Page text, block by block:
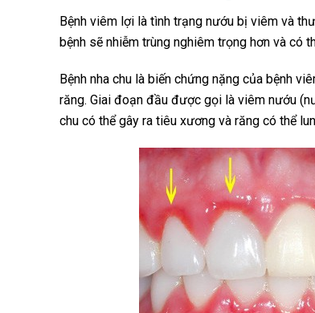
Bệnh viêm lợi là tình trạng nướu bị viêm và
bệnh sẽ nhiễm trùng nghiêm trọng hơn và có
Bệnh nha chu là biến chứng nặng của bệnh
răng. Giai đoạn đầu được gọi là viêm nướu
chu có thể gây ra tiêu xương và răng có thể